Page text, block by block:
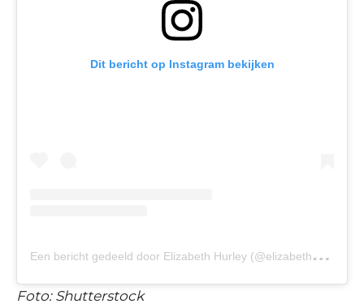
Dit bericht op Instagram bekijken
E
en bericht gedeeld door Elizabeth Hurley (@elizabethhurley1)
Foto: Shutterstock